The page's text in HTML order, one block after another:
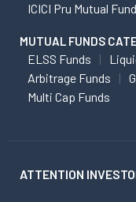
ICICI Pru Mutual Fund
MUTUAL FUNDS
ELSS Funds
Arbitrage Funds
Multi Cap Funds
ATTENTION